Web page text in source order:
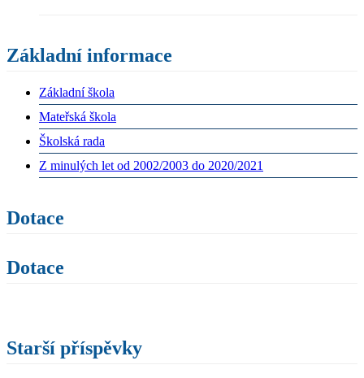
Základní informace
Základní škola
Mateřská škola
Školská rada
Z minulých let od 2002/2003 do 2020/2021
Dotace
Dotace
Starší příspěvky